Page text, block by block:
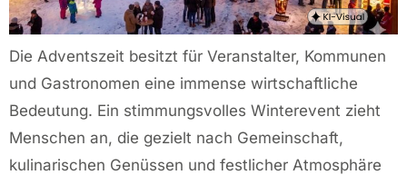
Die Adventszeit besitzt für Veranstalter, Kommunen
und Gastronomen eine immense wirtschaftliche
Bedeutung. Ein stimmungsvolles Winterevent zieht
Menschen an, die gezielt nach Gemeinschaft,
kulinarischen Genüssen und festlicher Atmosphäre